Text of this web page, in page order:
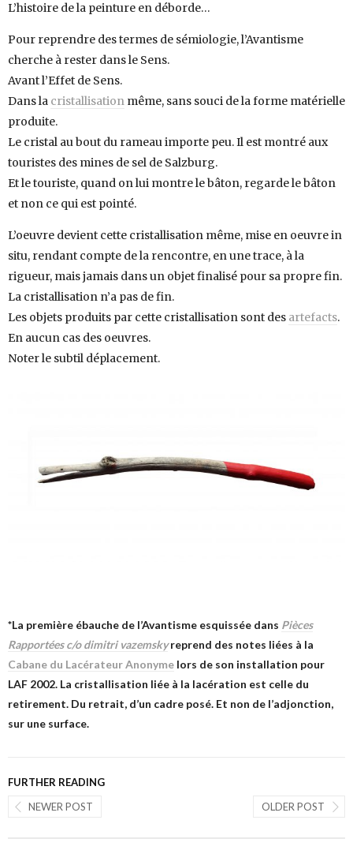
L’histoire de la peinture en déborde…
Pour reprendre des termes de sémiologie, l’Avantisme
cherche à rester dans le Sens.
Avant l’Effet de Sens.
Dans la cristallisation même, sans souci de la forme matérielle
produite.
Le cristal au bout du rameau importe peu. Il est montré aux
touristes des mines de sel de Salzburg.
Et le touriste, quand on lui montre le bâton, regarde le bâton
et non ce qui est pointé.
L’oeuvre devient cette cristallisation même, mise en oeuvre in
situ, rendant compte de la rencontre, en une trace, à la
rigueur, mais jamais dans un objet finalisé pour sa propre fin.
La cristallisation n’a pas de fin.
Les objets produits par cette cristallisation sont des artefacts.
En aucun cas des oeuvres.
Noter le subtil déplacement.
*La première ébauche de l’Avantisme esquissée dans Pièces
Rapportées c/o dimitri vazemsky reprend des notes liées à la
Cabane du Lacérateur Anonyme lors de son installation pour
LAF 2002. La cristallisation liée à la lacération est celle du
retirement. Du retrait, d’un cadre posé. Et non de l’adjonction,
sur une surface.
FURTHER READING
OLDER POST
NEWER POST